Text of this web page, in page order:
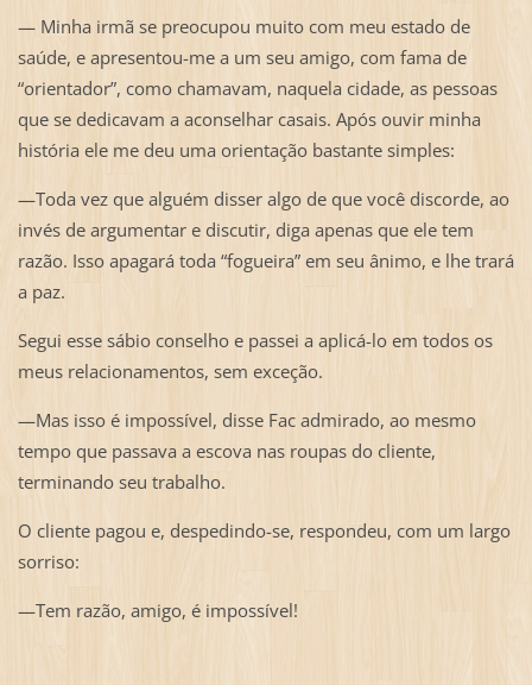
— Minha irmã se preocupou muito com meu estado de
saúde, e apresentou-me a um seu amigo, com fama de
“orientador”, como chamavam, naquela cidade, as pessoas
que se dedicavam a aconselhar casais. Após ouvir minha
história ele me deu uma orientação bastante simples:
—Toda vez que alguém disser algo de que você discorde, ao
invés de argumentar e discutir, diga apenas que ele tem
razão. Isso apagará toda “fogueira” em seu ânimo, e lhe trará
a paz.
Segui esse sábio conselho e passei a aplicá-lo em todos os
meus relacionamentos, sem exceção.
—Mas isso é impossível, disse Fac admirado, ao mesmo
tempo que passava a escova nas roupas do cliente,
terminando seu trabalho.
O cliente pagou e, despedindo-se, respondeu, com um largo
sorriso:
—Tem razão, amigo, é impossível!